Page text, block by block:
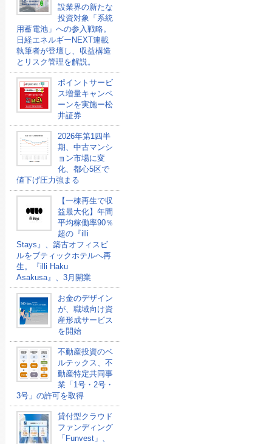
設業界の新たな
投資対象「系統
用蓄電池」への参入戦略。
日経エネルギーNEXT連載
執筆者が登壇し、収益構造
とリスク管理を解説。
ポイントサービ
ス増量キャンペ
ーンを実施ー松
井証券
2026年第1四半
期、中古マンシ
ョン市場に変
化、都心5区で
値下げ圧力強まる
【一棟再生で収
益最大化】年間
平均稼働率90％
超の『illi
Stays』、築古オフィスビ
ルをブティックホテルへ再
生。『illi Haku
Asakusa』、3月開業
お金のデザイン
が、職域向け資
産形成サービス
を開始
不動産投資のベ
ルテックス、不
動産特定共同事
業「1号・2号・
3号」の許可を取得
貸付型クラウド
ファンディング
「Funvest」、